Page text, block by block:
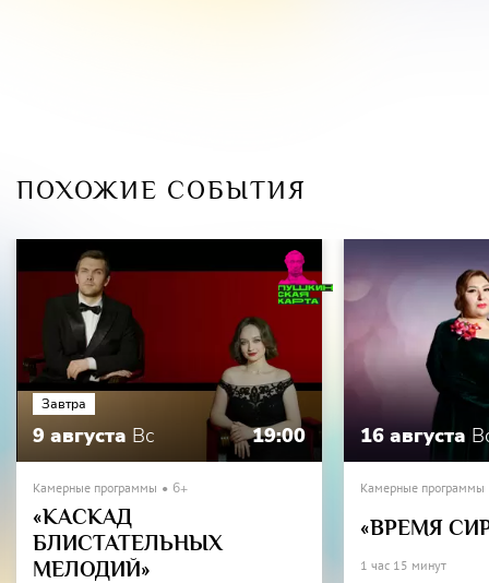
ПОХОЖИЕ СОБЫТИЯ
Завтра
9 августа Вс 19:00
Камерные программы 6+
«КАСКАД
БЛИСТАТЕЛЬНЫХ
МЕЛОДИЙ»
16 августа
Камерные программы
«ВРЕМЯ
1 час 15 минут